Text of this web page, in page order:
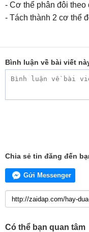
- Cơ thể phân đôi theo
- Tách thành 2 cơ thể
Bình luận về bài viết
Chia sẻ tin đăng đến
Gửi Messenger
Có thể bạn quan tâm